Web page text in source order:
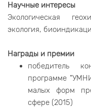
Научные интересы
Экологическая
экология,
Награды и премии
победитель
программе
малых форм
сфере (2015)